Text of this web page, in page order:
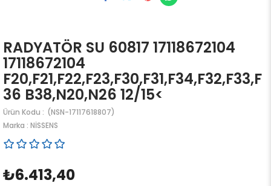
RADYATÖR SU 60817 17118672104
17118672104
F20,F21,F22,F23,F30,F31,F34,F32,F33,F
36 B38,N20,N26 12/15<
(NSN-17117618807)
Marka : NİSSENS
₺6.413,40